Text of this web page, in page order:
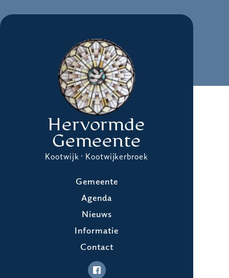
Hervormde
Gemeente
Kootwijk · Kootwijkerbroek
Gemeente
Agenda
Nieuws
Informatie
Contact